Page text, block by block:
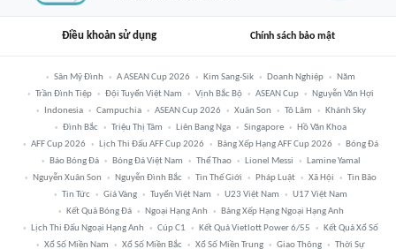
Điều khoản sử dụng Chính sách bảo mật
Sân Mỹ Đình A ASEAN Cup 2026 Kim Sang-Sik Doanh Nghiệp
Năm
Trần Đình Tiệp
Đội Tuyển Việt Nam Vịnh Bắc Bộ ASEAN Cup
Nguyễn Văn Hợi
Indonesia
Campuchia ASEAN Cup 2026 Xuân Son Tô Lâm
Khánh Sky
Đình Bắc
Triệu Thị Tâm Liên Bang Nga Singapore
Hồ Văn Khoa
AFF Cup 2026
Lịch Thi Đấu AFF Cup 2026 Bảng Xếp Hạng AFF Cup 2026
Bóng Đá
Báo Bóng Đá
Bóng Đá Việt Nam Thể Thao Lionel Messi
Lamine Yamal
Nguyễn Xuân Son
Nguyễn Đình Bắc Tin Thế Giới Pháp Luật Xã Hội
Tin Bão
Tin Tức
Giá Vàng Tuyển Việt Nam U23 Việt Nam
U17 Việt Nam
Kết Quả Bóng Đá
Ngoại Hạng Anh
Bảng Xếp Hạng Ngoại Hạng Anh
Lịch Thi Đấu Ngoại Hạng Anh
Cúp C1 Kết Quả Vietlott Power 6/55
Kết Quả Xổ Số
Xổ Số Miền Nam
Xổ Số Miền Bắc Xổ Số Miền Trung Giao Thông Thời Sự